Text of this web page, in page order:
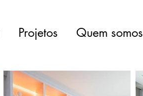
Projetos Quem somos